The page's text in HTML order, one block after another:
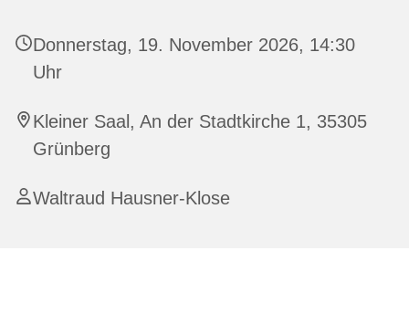
Donnerstag, 19. November 2026, 14:30
Uhr
Kleiner Saal, An der Stadtkirche 1, 35305
Grünberg
Waltraud Hausner-Klose